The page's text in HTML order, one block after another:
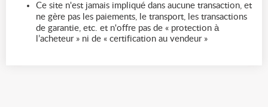
Ce site n'est jamais impliqué dans aucune transaction, et
ne gère pas les paiements, le transport, les transactions
de garantie, etc. et n'offre pas de « protection à
l’acheteur » ni de « certification au vendeur »